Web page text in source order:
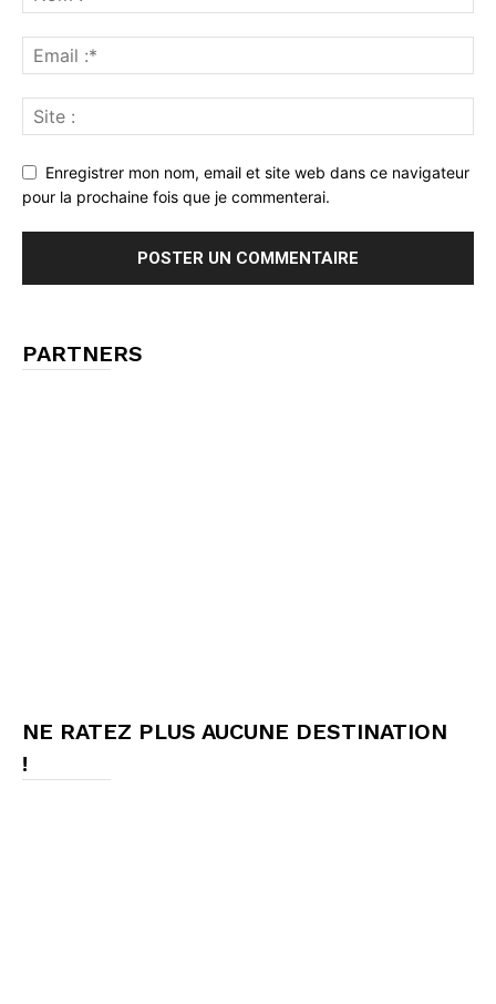
Enregistrer mon nom, email et site web dans ce navigateur
pour la prochaine fois que je commenterai.
PARTNERS
NE RATEZ PLUS AUCUNE DESTINATION
!